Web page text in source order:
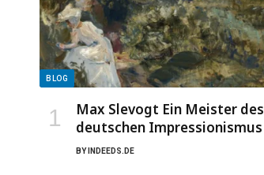
BLOG
Max Slevogt Ein Meister des
deutschen Impressionismus
BY INDEEDS.DE